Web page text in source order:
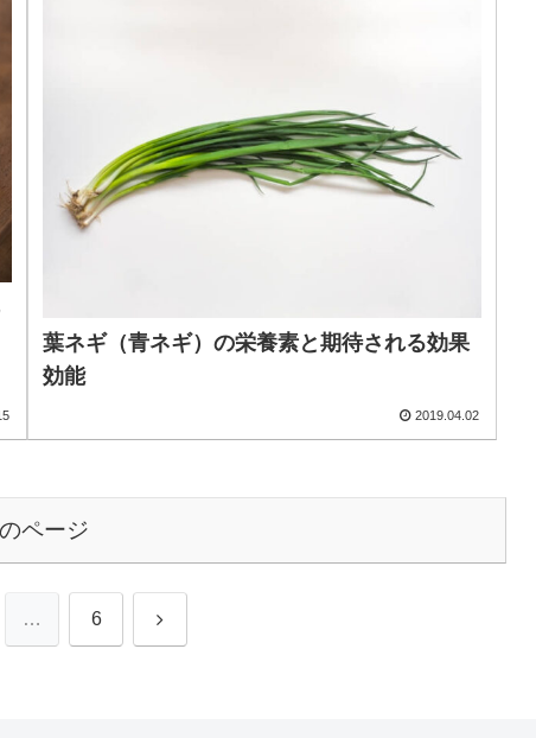
葉ネギ（青ネギ）の栄養素と期待される効果
効能
2019.04.02
ページ
… 6 次